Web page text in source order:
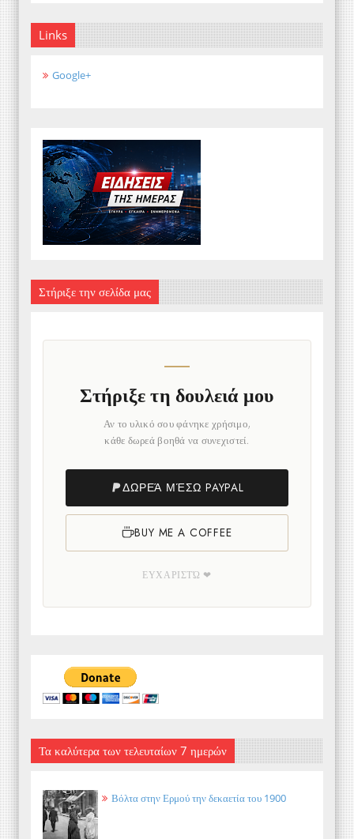
Links
Google+
Στήριξε την σελίδα μας
Στήριξε τη δουλειά μου
Αν το υλικό σου φάνηκε χρήσιμο,
κάθε δωρεά βοηθά να συνεχιστεί.
ΔΩΡΕΆ ΜΈΣΩ PAYPAL
BUY ME A COFFEE
ΕΥΧΑΡΙΣΤΏ ❤
Τα καλύτερα των τελευταίων 7 ημερών
Βόλτα στην Ερμού την δεκαετία του 1900